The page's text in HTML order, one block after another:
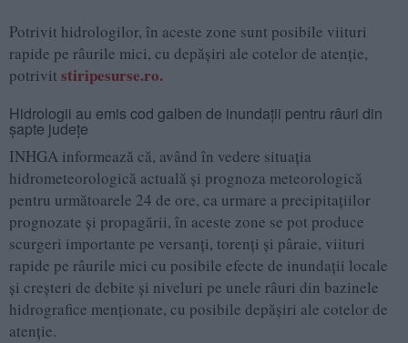
Potrivit hidrologilor, în aceste zone sunt posibile viituri
rapide pe râurile mici, cu depăşiri ale cotelor de atenţie,
potrivit stiripesurse.ro.
Hidrologii au emis cod galben de inundaţii pentru râuri din
şapte judeţe
INHGA informează că, având în vedere situaţia
hidrometeorologică actuală şi prognoza meteorologică
pentru următoarele 24 de ore, ca urmare a precipitaţiilor
prognozate şi propagării, în aceste zone se pot produce
scurgeri importante pe versanţi, torenţi şi pâraie, viituri
rapide pe râurile mici cu posibile efecte de inundaţii locale
şi creşteri de debite şi niveluri pe unele râuri din bazinele
hidrografice menţionate, cu posibile depăşiri ale cotelor de
atenţie.